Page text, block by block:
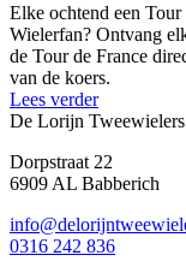
Elke ochtend een
Wielerfan? Ontvang
de Tour de France
van de koers.
Lees verder
De Lorijn Tweewielers
Dorpstraat 22
6909 AL Babberich
0316 242 836